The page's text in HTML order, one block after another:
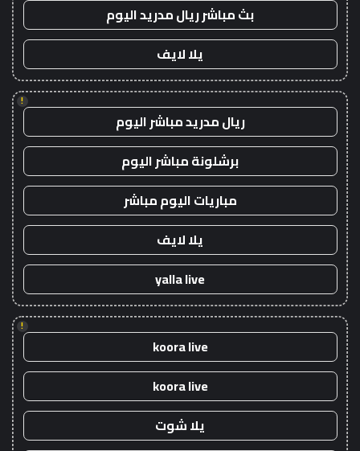
بث مباشر ريال مدريد اليوم
يلا لايف
!
ريال مدريد مباشر اليوم
برشلونة مباشر اليوم
مباريات اليوم مباشر
يلا لايف
yalla live
!
koora live
koora live
يلا شوت